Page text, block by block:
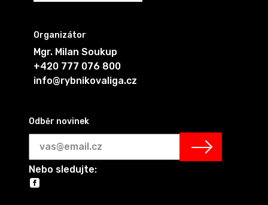
Organizátor
Mgr. Milan Soukup
+420 777 076 800
info@rybnikovaliga.cz
Odběr novinek
Nebo sledujte: